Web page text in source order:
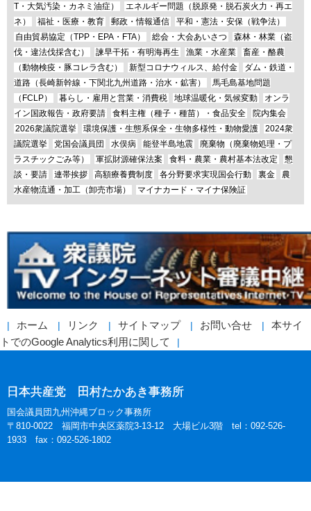
T・大気汚染・カネミ油症）
エネルギー問題（脱原発・脱石炭火力・再エ
ネ）
福祉・医療・教育 郵政・情報通信
平和・憲法・安保（戦争法）
自由貿易協定（TPP・EPA・FTA）
総会・大会あいさつ
森林・林業（盗
伐・違法伐採含む）
諫早干拓・有明海再生 漁業・水産業
畜産・酪農
（動物検疫・豚コレラ含む）
新型コロナウィルス、給付金
ダム・鉄道・
道路（長崎新幹線・下関北九州道路・治水・鉱害）
馬毛島基地問題
（FCLP）
暮らし・雇用と営業・消費税 地球温暖化・気候変動
オンラ
イン国政報告・政府要請
食料主権（種子・種苗）・食品安全
院内集会
2026衆議院選挙
環境保護・生態系保全・生物多様性・動物愛護
2024衆
議院選挙
党国会議員団 水俣病 能登半島地震
廃棄物（廃棄物処理・プ
ラスチックごみ等）
軍拡財源確保法案 食料・農業・農村基本法改定
懇
談・要請
連帯挨拶 高額療養費制度 各分野要求実現国会行動 裏金
農
水産物流通・加工（卸売市場）
マイナカード・マイナ保険証
ホーム リンク サイトマップ お問い合せ
本サイ
トでのGoogle Analytics利用に関して
日本共産党 田村たかあき事務所
国会議員団九州沖縄ブロック事務所
〒810-0022 福岡市中央区薬院3-13-12 大場ビル3階 tel：092-526-
1933 fax：092-526-1802